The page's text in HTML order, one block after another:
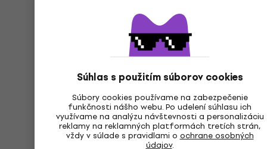
Súhlas s použitím súborov cookies
Súbory cookies používame na zabezpečenie
funkčnosti nášho webu. Po udelení súhlasu ich
využívame na analýzu návštevnosti a personalizáciu
reklamy na reklamných platformách tretích strán,
vždy v súlade s pravidlami o ochrane osobných
údajov.